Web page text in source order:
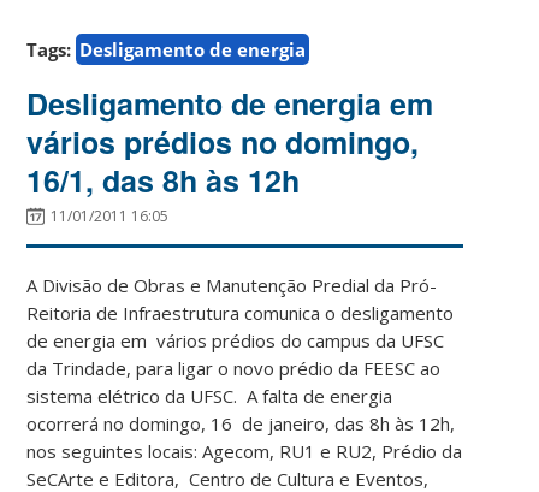
Tags: Desligamento de energia
Desligamento de energia em
vários prédios no domingo,
16/1, das 8h às 12h
11/01/2011 16:05
A Divisão de Obras e Manutenção Predial da Pró-
Reitoria de Infraestrutura comunica o desligamento
de energia em vários prédios do campus da UFSC
da Trindade, para ligar o novo prédio da FEESC ao
sistema elétrico da UFSC. A falta de energia
ocorrerá no domingo, 16 de janeiro, das 8h às 12h,
nos seguintes locais: Agecom, RU1 e RU2, Prédio da
SeCArte e Editora, Centro de Cultura e Eventos,